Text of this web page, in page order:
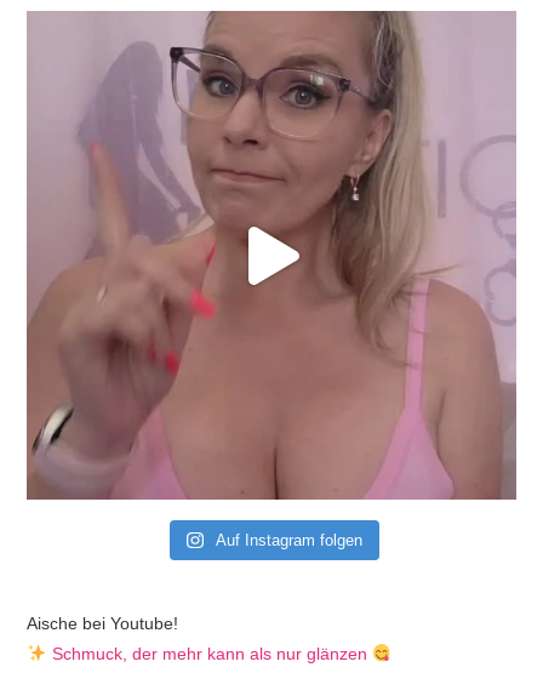
Auf Instagram folgen
Aische bei Youtube!
Schmuck, der mehr kann als nur glänzen